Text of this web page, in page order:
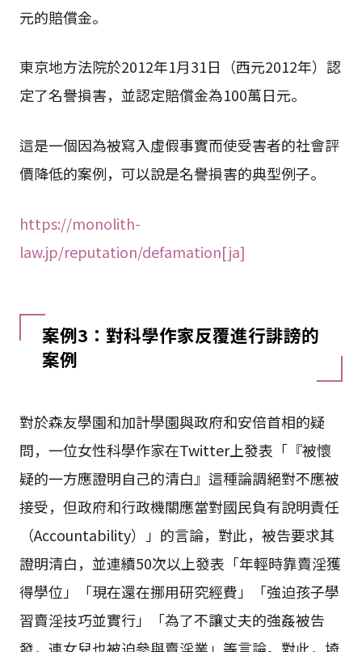
元的賠償金。
東京地方法院於2012年1月31日（西元2012年）認
定了名譽損害，並認定賠償金為100萬日元。
這是一個因為被寫入虛假事實而使受害者的社會評
價降低的案例，可以說是名譽損害的典型例子。
https://monolith-
law.jp/reputation/defamation[ja]
案例3：對科學作家反覆進行誹謗的
案例
對於森友學園和加計學園與政府和安倍首相的疑
問，一位女性科學作家在Twitter上發表「『被懷
疑的一方應證明自己的清白』這種論調絕對不應被
接受，但政府和行政機關應當對國民負有說明責任
（Accountability）」的言論，對此，被告要求其
證明清白，並連續50次以上發表「年輕時靠賣淫獲
得學位」「現在還在挪用研究經費」「強迫孩子學
習賣淫技巧並實行」「為了不讓丈夫的強姦被告